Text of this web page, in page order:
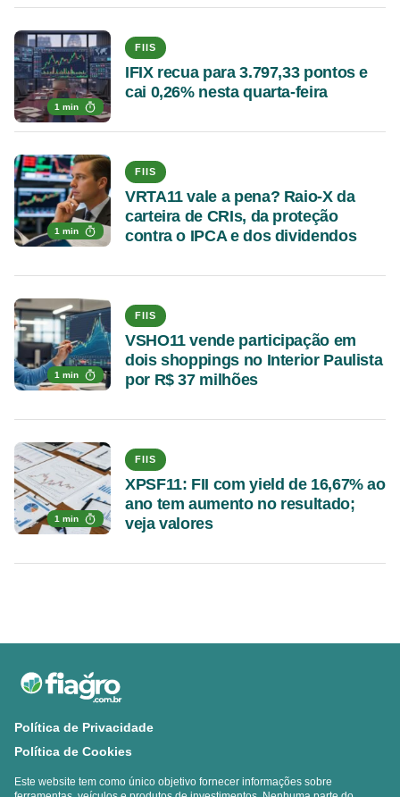
1 min
FIIS
IFIX recua para 3.797,33 pontos e
cai 0,26% nesta quarta-feira
1 min
FIIS
VRTA11 vale a pena? Raio-X da
carteira de CRIs, da proteção
contra o IPCA e dos dividendos
1 min
FIIS
VSHO11 vende participação em
dois shoppings no Interior Paulista
por R$ 37 milhões
1 min
FIIS
XPSF11: FII com yield de 16,67% ao
ano tem aumento no resultado;
veja valores
Política de Privacidade
Política de Cookies
Este website tem como único objetivo fornecer informações sobre